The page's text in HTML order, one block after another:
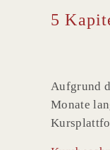
5
Aufgrund
Monate